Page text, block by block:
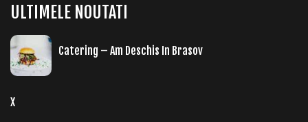
ULTIMELE NOUTATI
Catering – Am Deschis In Brasov
X